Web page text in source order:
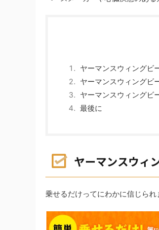
ヤーマンスウィングビ
ヤーマンスウィングビ
ヤーマンスウィングビ
最後に
ヤーマンスウィ
乗せるだけってにわかに信じられ